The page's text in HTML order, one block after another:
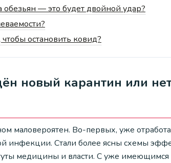
обезьян — это будет двойной удар?
остановить ковид?
новый карантин или
маловероятен. Во-первых, уже
инфекции. Стали более ясны схемы
медицины и власти. С уже